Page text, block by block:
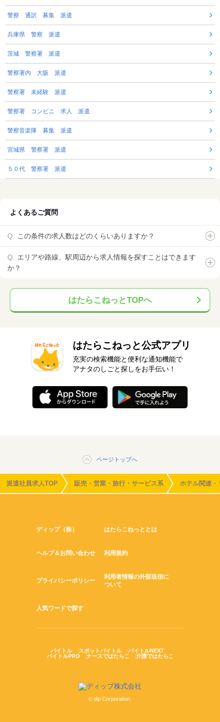
警察 通訳 募集 派遣
兵庫県 警察 派遣
茨城 警察署 派遣
警察署内 大阪 派遣
警察署 未経験 派遣
警察署 コンビニ 求人 派遣
警察音楽隊 募集 派遣
宮城県 警察署 派遣
５０代 警察署 派遣
よくあるご質問
この条件の求人数はどのくらいありますか？
エリアや路線、駅周辺から求人情報を探すことはできます
か？
はたらこねっとTOPへ
はたらこねっと公式アプリ
充実の検索機能と便利な通知機能で
アナタのしごと探しをお手伝い！
ページトップへ
派遣社員求人TOP 販売・営業・旅行・サービス系 ホテル関連・
ディップ（株） はたらこねっととは
ヘルプ＆お問い合わせ 利用規約
プライバシーポリシー
利用者情報の外部送信に
ついて
人気ワードで探す
バイトル スポットバイトル
バイトルNEXT
バイトルPRO
ナースではたらこ 介護ではたらこ
© dip Corporation.